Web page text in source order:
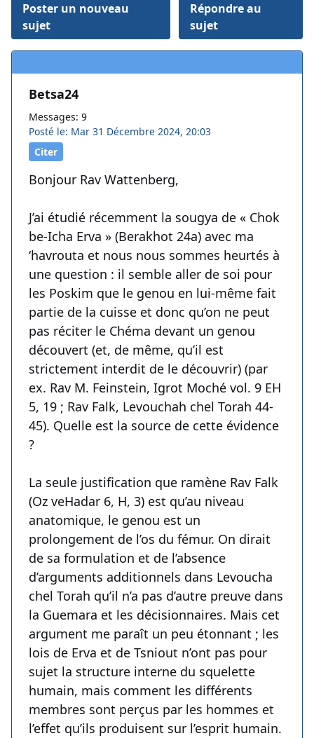
Poster un nouveau
sujet
Répondre au
sujet
Betsa24
Messages: 9
Posté le: Mar 31 Décembre 2024, 20:03
Citer
Bonjour Rav Wattenberg,
J’ai étudié récemment la sougya de « Chok
be-Icha Erva » (Berakhot 24a) avec ma
‘havrouta et nous nous sommes heurtés à
une question : il semble aller de soi pour
les Poskim que le genou en lui-même fait
partie de la cuisse et donc qu’on ne peut
pas réciter le Chéma devant un genou
découvert (et, de même, qu’il est
strictement interdit de le découvrir) (par
ex. Rav M. Feinstein, Igrot Moché vol. 9 EH
5, 19 ; Rav Falk, Levouchah chel Torah 44-
45). Quelle est la source de cette évidence
?
La seule justification que ramène Rav Falk
(Oz veHadar 6, H, 3) est qu’au niveau
anatomique, le genou est un
prolongement de l’os du fémur. On dirait
de sa formulation et de l’absence
d’arguments additionnels dans Levoucha
chel Torah qu’il n’a pas d’autre preuve dans
la Guemara et les décisionnaires. Mais cet
argument me paraît un peu étonnant ; les
lois de Erva et de Tsniout n’ont pas pour
sujet la structure interne du squelette
humain, mais comment les différents
membres sont perçus par les hommes et
l’effet qu’ils produisent sur l’esprit humain.